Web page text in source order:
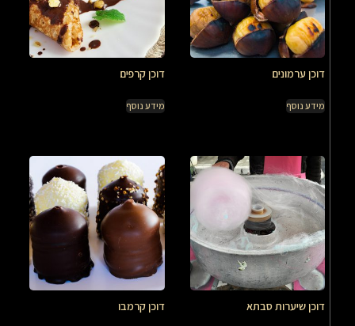
דוכן ערמונים
מידע נוסף
דוכן קרפים
מידע נוסף
דוכן שיערות סבתא דוכן קרמבו